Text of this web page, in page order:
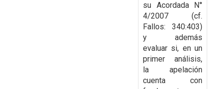
su Acordada N°
4/2007 (cf.
Fallos: 340:403)
y además
evaluar si, en un
primer análisis,
la apelación
cuenta con